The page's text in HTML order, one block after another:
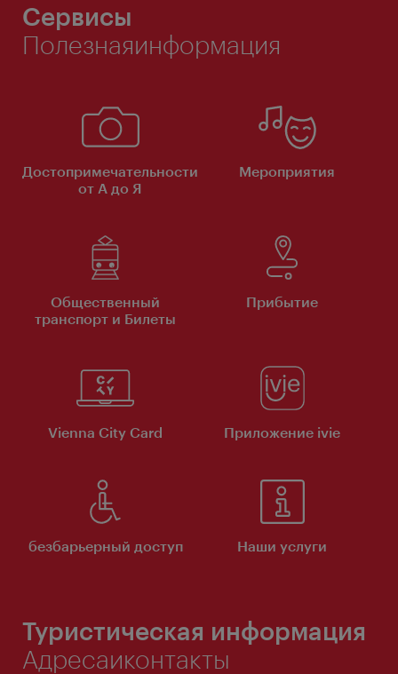
Сервисы
Полезнаяинформация
Достопримечательности
от А до Я
Мероприятия
Общественный
транспорт и Билеты
Прибытие
Vienna City Card Приложение ivie
безбарьерный доступ Наши услуги
Туристическая информация
Адресаиконтакты